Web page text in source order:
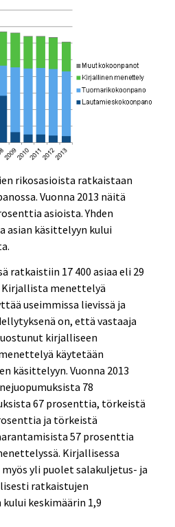
rikosasioista ratkaistaan
Vuonna 2013 näitä
asioista. Yhden
asian käsittelyyn kului
ratkaistiin 17 400 asiaa eli 29
menettelyä
useimmissa lievissä ja
on, että vastaaja
kirjalliseen
käytetään
käsittelyyn. Vuonna 2013
78
67 prosenttia, törkeistä
ja törkeistä
57 prosenttia
Kirjallisessa
yli puolet salakuljetus- ja
ratkaistujen
keskimäärin 1,9